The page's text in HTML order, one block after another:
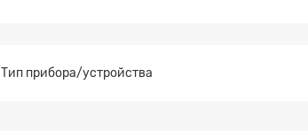
Тип прибора/устройства